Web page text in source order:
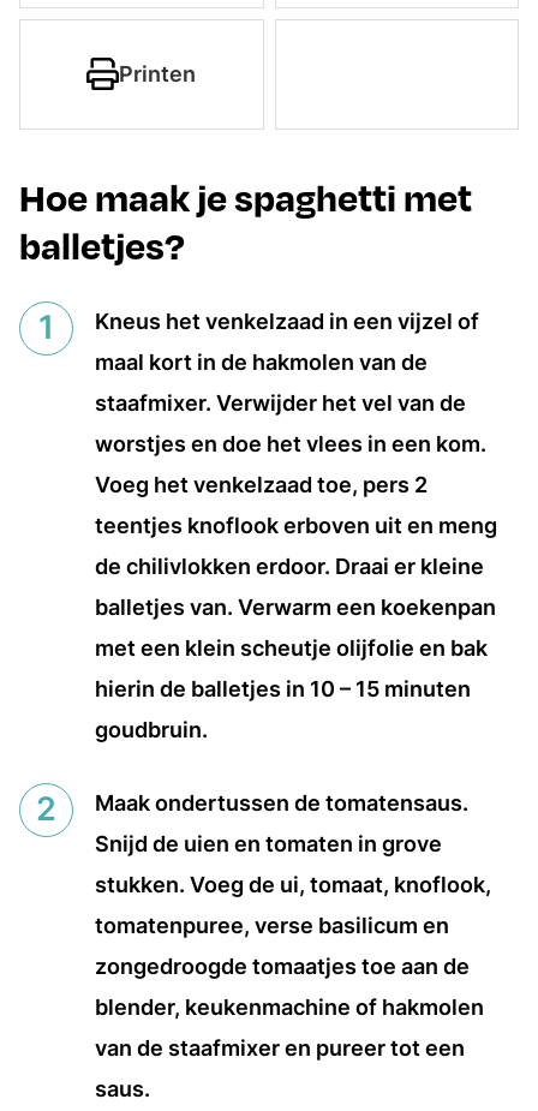
Printen
Hoe maak je spaghetti met
balletjes?
Kneus het venkelzaad in een vijzel of
maal kort in de hakmolen van de
staafmixer. Verwijder het vel van de
worstjes en doe het vlees in een kom.
Voeg het venkelzaad toe, pers 2
teentjes knoflook erboven uit en meng
de chilivlokken erdoor. Draai er kleine
balletjes van. Verwarm een koekenpan
met een klein scheutje olijfolie en bak
hierin de balletjes in 10 – 15 minuten
goudbruin.
Maak ondertussen de tomatensaus.
Snijd de uien en tomaten in grove
stukken. Voeg de ui, tomaat, knoflook,
tomatenpuree, verse basilicum en
zongedroogde tomaatjes toe aan de
blender, keukenmachine of hakmolen
van de staafmixer en pureer tot een
saus.